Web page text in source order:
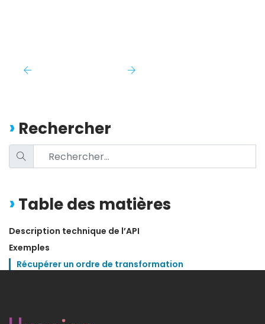
Rechercher
Table des matières
Description technique de l’API
Exemples
Récupérer un ordre de transformation